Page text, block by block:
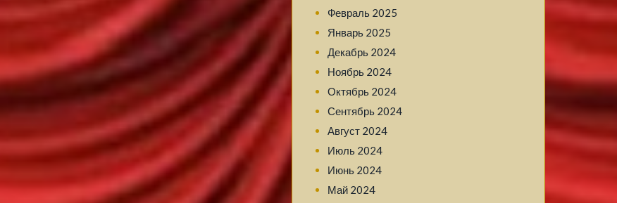
Февраль 2025
Январь 2025
Декабрь 2024
Ноябрь 2024
Октябрь 2024
Сентябрь 2024
Август 2024
Июль 2024
Июнь 2024
Май 2024